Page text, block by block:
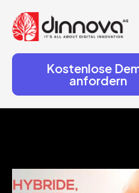
Kostenlose
anfordern